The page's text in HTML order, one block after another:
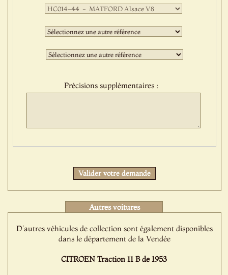
Première
sélection
:Deuxième
sélection
:Troisième
sélection
Précisions supplémentaires :
Valider votre demande
Autres voitures
D'autres véhicules de collection sont également disponibles
dans le département de la Vendée
CITROEN Traction 11 B de 1953